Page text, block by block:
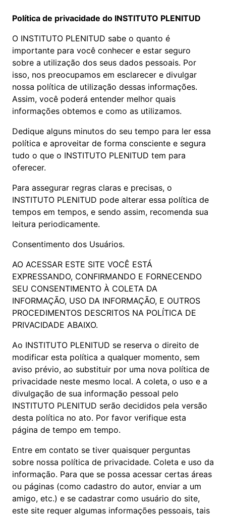
Política de privacidade do INSTITUTO PLENITUD
O INSTITUTO PLENITUD sabe o quanto é
importante para você conhecer e estar seguro
sobre a utilização dos seus dados pessoais. Por
isso, nos preocupamos em esclarecer e divulgar
nossa política de utilização dessas informações.
Assim, você poderá entender melhor quais
informações obtemos e como as utilizamos.
Dedique alguns minutos do seu tempo para ler essa
política e aproveitar de forma consciente e segura
tudo o que o INSTITUTO PLENITUD tem para
oferecer.
Para assegurar regras claras e precisas, o
INSTITUTO PLENITUD pode alterar essa política de
tempos em tempos, e sendo assim, recomenda sua
leitura periodicamente.
Consentimento dos Usuários.
AO ACESSAR ESTE SITE VOCÊ ESTÁ
EXPRESSANDO, CONFIRMANDO E FORNECENDO
SEU CONSENTIMENTO À COLETA DA
INFORMAÇÃO, USO DA INFORMAÇÃO, E OUTROS
PROCEDIMENTOS DESCRITOS NA POLÍTICA DE
PRIVACIDADE ABAIXO.
Ao INSTITUTO PLENITUD se reserva o direito de
modificar esta política a qualquer momento, sem
aviso prévio, ao substituir por uma nova política de
privacidade neste mesmo local. A coleta, o uso e a
divulgação de sua informação pessoal pelo
INSTITUTO PLENITUD serão decididos pela versão
desta política no ato. Por favor verifique esta
página de tempo em tempo.
Entre em contato se tiver quaisquer perguntas
sobre nossa política de privacidade. Coleta e uso da
informação. Para que se possa acessar certas áreas
ou páginas (como cadastro do autor, enviar a um
amigo, etc.) e se cadastrar como usuário do site,
este site requer algumas informações pessoais, tais